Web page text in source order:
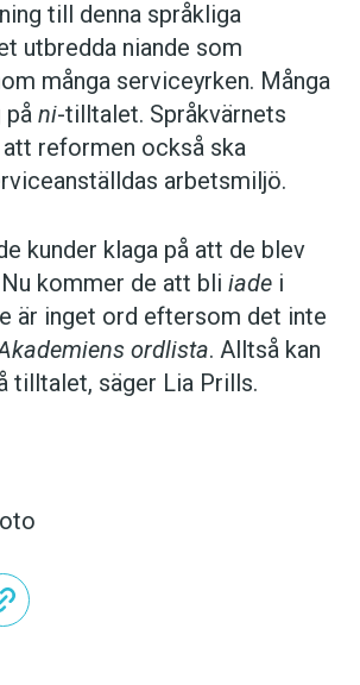
till denna språkliga
utbredda niande som
många serviceyrken. Många
på ni-tilltalet. Språkvärnets
reformen också ska
arbetsmiljö.
kunder klaga på att de blev
kommer de att bli iade i
är inget ord eftersom det inte
ordlista. Alltså kan
tilltalet, säger Lia Prills.